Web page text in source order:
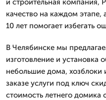
и строительная
качество на каждом
10 лет помогает избегать
В Челябинске мы
изготовление и установка
небольшие дома, хозблоки
заказе услуги под ключ
стоимость летнего